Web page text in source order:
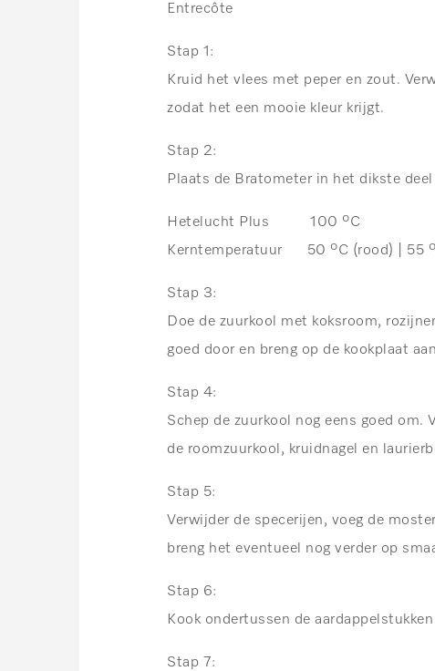
Entrecôte
Stap 1:
Kruid het vlees met peper en zout.
zodat het een mooie kleur krijgt.
Stap 2:
Plaats de Bratometer in het dikste
Hetelucht Plus 100 ºC
Kerntemperatuur 50 ºC (rood) | 55
Stap 3:
Doe de zuurkool met koksroom,
goed door en breng op de kookplaat
Stap 4:
Schep de zuurkool nog eens goed om.
de roomzuurkool, kruidnagel en
Stap 5:
Verwijder de specerijen, voeg de
breng het eventueel nog verder op
Stap 6:
Kook ondertussen de
Stap 7: